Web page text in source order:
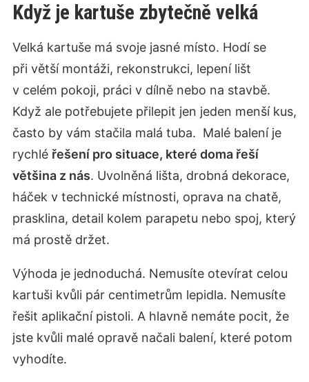
Když je kartuše zbytečně velká
Velká kartuše má svoje jasné místo. Hodí se
při větší montáži, rekonstrukci, lepení lišt
v celém pokoji, práci v dílně nebo na stavbě.
Když ale potřebujete přilepit jen jeden menší kus,
často by vám stačila malá tuba. Malé balení je
rychlé řešení pro situace, které doma řeší
většina z nás. Uvolněná lišta, drobná dekorace,
háček v technické místnosti, oprava na chatě,
prasklina, detail kolem parapetu nebo spoj, který
má prostě držet.
Výhoda je jednoduchá. Nemusíte otevírat celou
kartuši kvůli pár centimetrům lepidla. Nemusíte
řešit aplikační pistoli. A hlavně nemáte pocit, že
jste kvůli malé opravě načali balení, které potom
vyhodíte.